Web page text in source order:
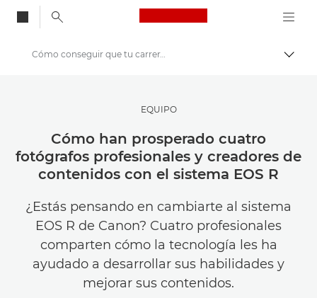
Canon Logo, back
Inspírate | Sugerencias de fotografía e impresión y guías para compradores
Historias sobre fotografía y creatividad
Cómo conseguir que tu carrera prospere con el sistema EOS R de Canon
EQUIPO
Cómo han prosperado cuatro
fotógrafos profesionales y creadores de
contenidos con el sistema EOS R
¿Estás pensando en cambiarte al sistema
EOS R de Canon? Cuatro profesionales
comparten cómo la tecnología les ha
ayudado a desarrollar sus habilidades y
mejorar sus contenidos.